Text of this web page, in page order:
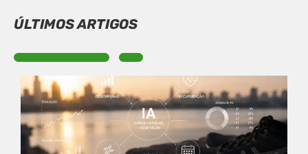
ÚLTIMOS ARTIGOS